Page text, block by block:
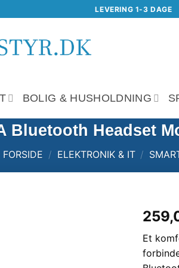
LEVERING 1-3 DAGE
BOLIG & HUSHOLDNING
Bluetooth Headset
FORSIDE / ELEKTRONIK & IT /
Et